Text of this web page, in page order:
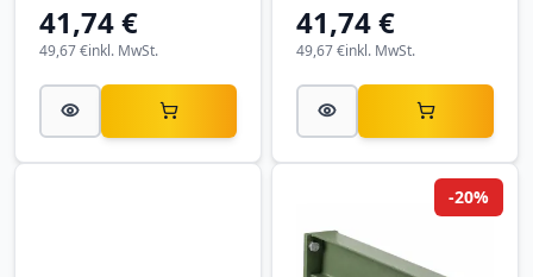
41,74 €
inkl. MwSt.
49,67 €
41,74 €
inkl. MwSt.
49,67 €
-20%